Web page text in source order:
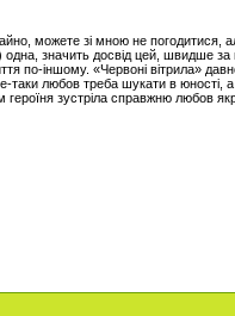
можете зі мною не погодитися,
значить досвід цей, швидше за
по-іншому. «Червоні вітрила»
таки любов треба шукати в юності,
зустріла справжню любов